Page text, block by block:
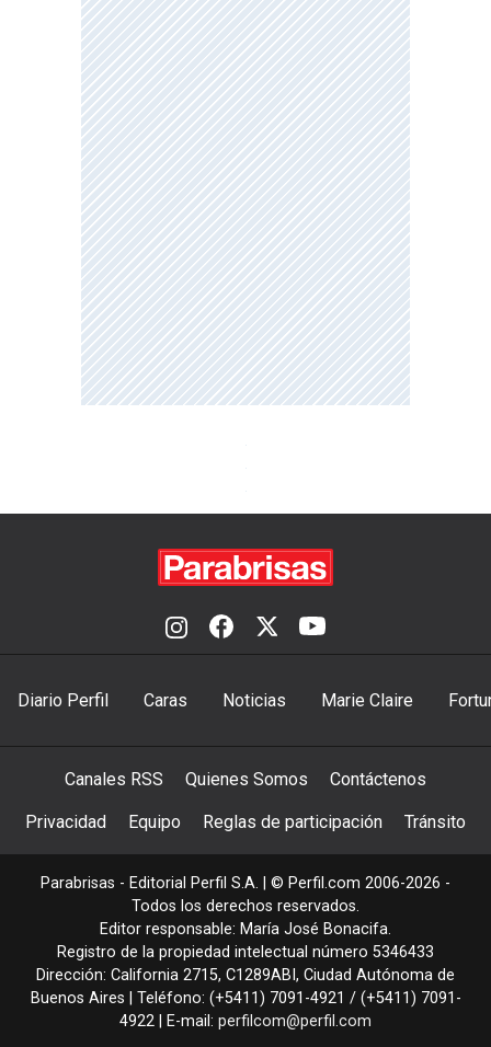
Diario Perfil Caras Noticias Marie Claire
Canales RSS Quienes Somos Contáctenos
Privacidad Equipo Reglas de participación Tránsito
Parabrisas - Editorial Perfil S.A. | © Perfil.com 2006-2026 -
Todos los derechos reservados.
Editor responsable: María José Bonacifa.
Registro de la propiedad intelectual número 5346433
Dirección: California 2715, C1289ABI , Ciudad Autónoma de
Buenos Aires | Teléfono: (+5411) 7091-4921 / (+5411) 7091-
4922 | E-mail: perfilcom@perfil.com